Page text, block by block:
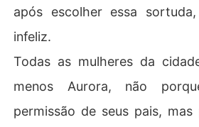
após escolher essa
infeliz.
Todas as mulheres da
menos Aurora, não
permissão de seus pais, mas